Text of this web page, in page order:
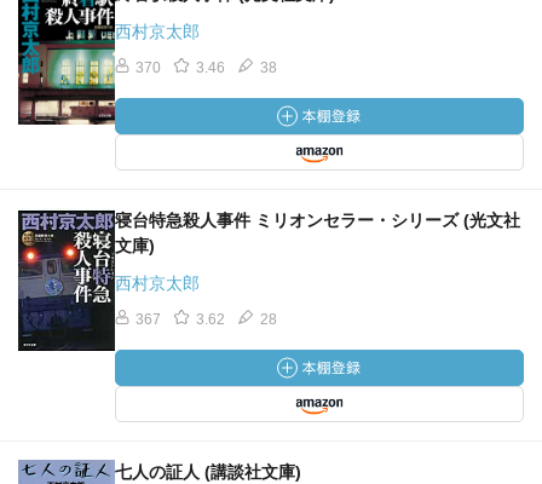
西村京太郎
370 3.46 38
寝台特急殺人事件 ミリオンセラー・シリーズ (光文社
文庫)
西村京太郎
367 3.62 28
七人の証人 (講談社文庫)